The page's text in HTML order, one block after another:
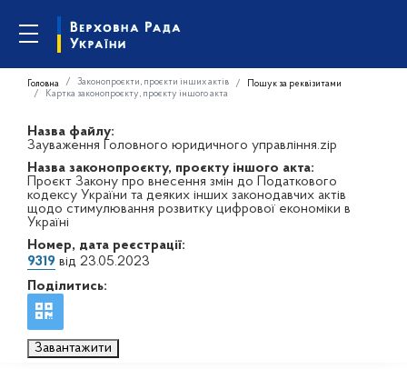
Головна Законопроєкти, проєкти інших актів
Пошук за реквізитами
Картка законопроєкту, проєкту іншого акта
Назва файлу:
Зауваження Головного юридичного управління.zip
Назва законопроєкту, проєкту іншого акта:
Проєкт Закону про внесення змін до Податкового
кодексу України та деяких інших законодавчих актів
щодо стимулювання розвитку цифрової економіки в
Україні
Номер, дата реєстрації:
9319 від 23.05.2023
Поділитись:
Завантажити